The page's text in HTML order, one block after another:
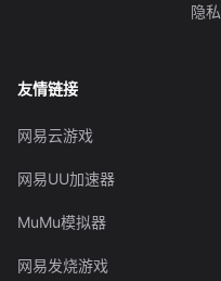
隐
友情链接
网易云游戏
网易UU加速器
MuMu模拟器
网易发烧游戏